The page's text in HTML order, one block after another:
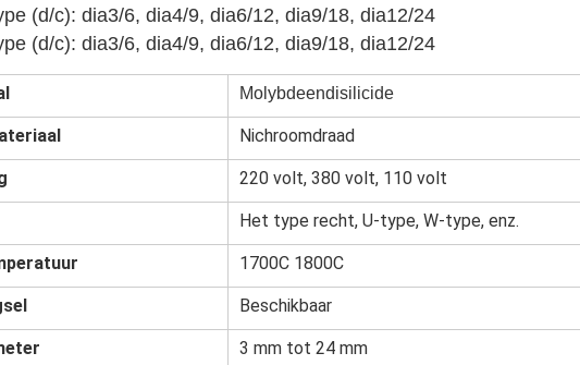
(d/c): dia3/6, dia4/9, dia6/12, dia9/18, dia12/24
(d/c): dia3/6, dia4/9, dia6/12, dia9/18, dia12/24
Molybdeendisilicide
Nichroomdraad
220 volt, 380 volt, 110 volt
Het type recht, U-type, W-type, enz.
1700C 1800C
Beschikbaar
3 mm tot 24 mm